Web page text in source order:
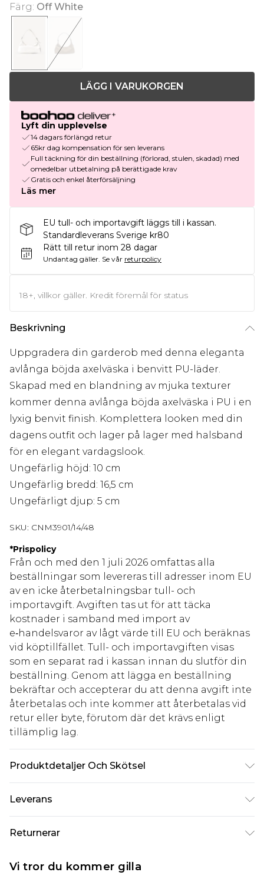
Färg: Off White
LÄGG I VARUKORGEN
Lyft din upplevelse
14 dagars förlängd retur
65kr dag kompensation för sen leverans
Full täckning för din beställning (förlorad, stulen, skadad) med
omedelbar utbetalning på berättigade krav
Gratis och enkel återförsäljning
Läs mer
EU tull- och importavgift läggs till i kassan.
Standardleverans Sverige kr80
Rätt till retur inom 28 dagar
Undantag gäller. Se vår returpolicy
18+, villkor gäller. Kredit föremål för status
Beskrivning
Uppgradera din garderob med denna eleganta
avlånga böjda axelväska i benvitt PU-läder.
Skapad med en blandning av mjuka texturer
kommer denna avlånga böjda axelväska i PU i en
lyxig benvit finish. Komplettera looken med din
dagens outfit och lager på lager med halsband
för en elegant vardagslook.
Ungefärlig höjd: 10 cm
Ungefärlig bredd: 16,5 cm
Ungefärligt djup: 5 cm
SKU: CNM3901/14/48
*Prispolicy
Från och med den 1 juli 2026 omfattas alla
beställningar som levereras till adresser inom EU
av en icke återbetalningsbar tull- och
importavgift. Avgiften tas ut för att täcka
kostnader i samband med import av
e‑handelsvaror av lågt värde till EU och beräknas
vid köptillfället. Tull- och importavgiften visas
som en separat rad i kassan innan du slutför din
beställning. Genom att lägga en beställning
bekräftar och accepterar du att denna avgift inte
återbetalas och inte kommer att återbetalas vid
retur eller byte, förutom där det krävs enligt
tillämplig lag.
Produktdetaljer Och Skötsel
Leverans
Standardleverans Sverige
kr80
Expressleverans Sverige
Returnerar
på dig att skicka tillbaka något från den dag du
Vi tror du kommer gilla